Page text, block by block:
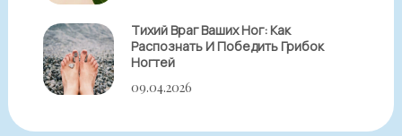
Тихий Враг Ваших Ног: Как
Распознать И Победить Грибок
Ногтей
09.04.2026